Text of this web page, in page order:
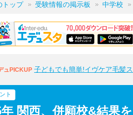
トップ 受験情報の掲示板 中学校
ュPICKUP 子どもでも簡単!イヴケア毛髪
ト
関西、併願校&結果